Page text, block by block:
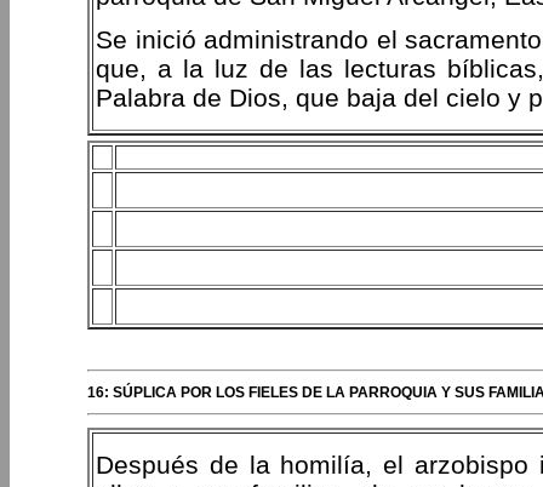
Se inició administrando el
que, a la luz de las lecturas
Palabra de Dios, que baja del cielo y
16: SÚPLICA POR LOS FIELES DE LA PARROQUIA Y SUS
Después de la homilía, el